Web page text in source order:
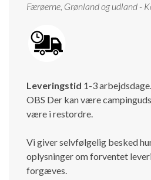
Færøerne, Grønland og udland -
Leveringstid 1-3 arbejdsdage.
OBS Der kan være
være i restordre.
Vi giver selvfølgelig besked
oplysninger om forventet
forgæves.